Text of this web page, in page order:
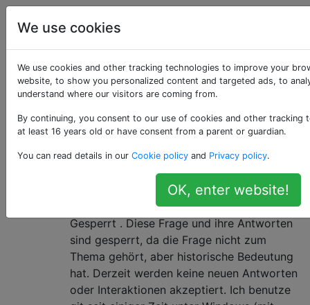
Programmierung
Als «mercurial»
getaggte Fragen
Mercurial ist ein schnelles Open-Source-DVCS
(Distributed Version Control System).
Was ist der Unterschied zwischen
Mercurial und Git?
Gesperrt . Diese Frage und ihre Antworten
sind gesperrt, da die Frage nicht zum
Thema gehört, aber historische Bedeutung
hat. Derzeit werden keine neuen Antworten
oder Interaktionen akzeptiert. Ich benutze
We use cookies
We use cookies and other tracking technologies to improve your
website, to show you personalized content and targeted ads, to
understand where our visitors are coming from.
By continuing, you consent to our use of cookies and other tracking
at least 16 years old or have consent from a parent or guardian.
You can read details in our Cookie policy and Privacy policy.
OK, enter website!